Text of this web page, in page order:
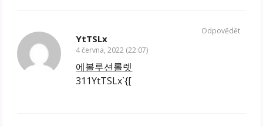
YtTSLx
4 června, 2022 (22:07)
에볼루션롤렛
311YtTSLx`{[
Odpovědět